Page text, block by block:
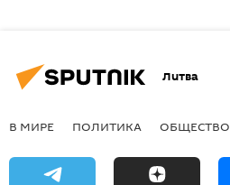
Литва
В МИРЕ ПОЛИТИКА ОБЩЕСТВО